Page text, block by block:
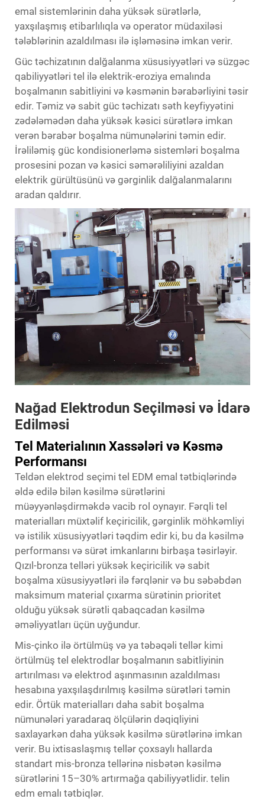
emal sistemlərinin daha yüksək sürətlərlə,
yaxşılaşmış etibarlılıqla və operator müdaxiləsi
tələblərinin azaldılması ilə işləməsinə imkan verir.
Güc təchizatının dalğalanma xüsusiyyətləri və süzgəc
qabiliyyətləri tel ilə elektrik-eroziya emalında
boşalmanın sabitliyini və kəsmənin bərabərliyini təsir
edir. Təmiz və sabit güc təchizatı səth keyfiyyətini
zədələmədən daha yüksək kəsici sürətlərə imkan
verən bərabər boşalma nümunələrini təmin edir.
İrəliləmiş güc kondisionerləmə sistemləri boşalma
prosesini pozan və kəsici səmərəliliyini azaldan
elektrik gürültüsünü və gərginlik dalğalanmalarını
aradan qaldırır.
Nağad Elektrodun Seçilməsi və İdarə
Edilməsi
Tel Materialının Xassələri və Kəsmə
Performansı
Teldən elektrod seçimi tel EDM emal tətbiqlərində
əldə edilə bilən kəsilmə sürətlərini
müəyyənləşdirməkdə vacib rol oynayır. Fərqli tel
materialları müxtəlif keçiricilik, gərginlik möhkəmliyi
və istilik xüsusiyyətləri təqdim edir ki, bu da kəsilmə
performansı və sürət imkanlarını birbaşa təsirləyir.
Qızıl-bronza telləri yüksək keçiricilik və sabit
boşalma xüsusiyyətləri ilə fərqlənir və bu səbəbdən
maksimum material çıxarma sürətinin prioritet
olduğu yüksək sürətli qabaqcadan kəsilmə
əməliyyatları üçün uyğundur.
Mis-çinko ilə örtülmüş və ya təbəqəli tellər kimi
örtülmüş tel elektrodlar boşalmanın sabitliyinin
artırılması və elektrod aşınmasının azaldılması
hesabına yaxşılaşdırılmış kəsilmə sürətləri təmin
edir. Örtük materialları daha sabit boşalma
nümunələri yaradaraq ölçülərin dəqiqliyini
saxlayarkən daha yüksək kəsilmə sürətlərinə imkan
verir. Bu ixtisaslaşmış tellər çoxsaylı hallarda
standart mis-bronza tellərinə nisbətən kəsilmə
sürətlərini 15–30% artırmağa qabiliyyətlidir. telin
edm emalı tətbiqlər.